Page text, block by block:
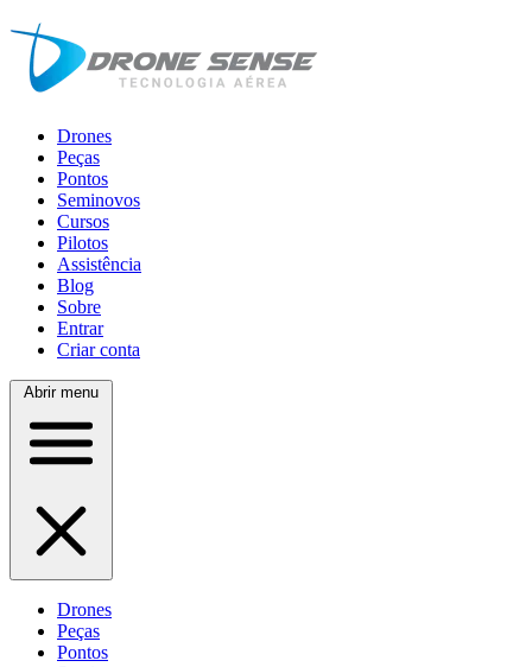
Drones
Peças
Pontos
Seminovos
Cursos
Pilotos
Assistência
Blog
Sobre
Entrar
Criar conta
Abrir menu
Drones
Peças
Pontos